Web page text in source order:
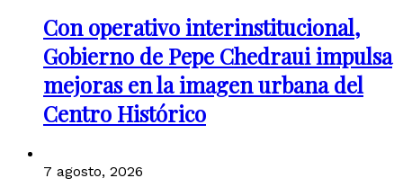
Con operativo interinstitucional,
Gobierno de Pepe Chedraui impulsa
mejoras en la imagen urbana del
Centro Histórico
7 agosto, 2026